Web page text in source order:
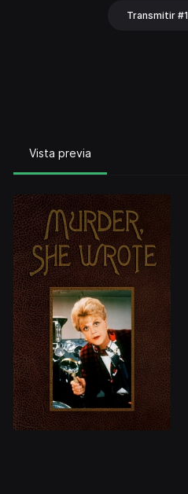
Transmitir #1
Vista previa